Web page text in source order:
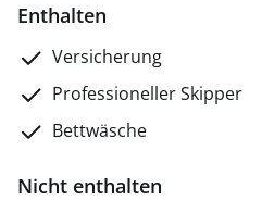
Enthalten
Versicherung
Professioneller Skipper
Bettwäsche
Nicht enthalten